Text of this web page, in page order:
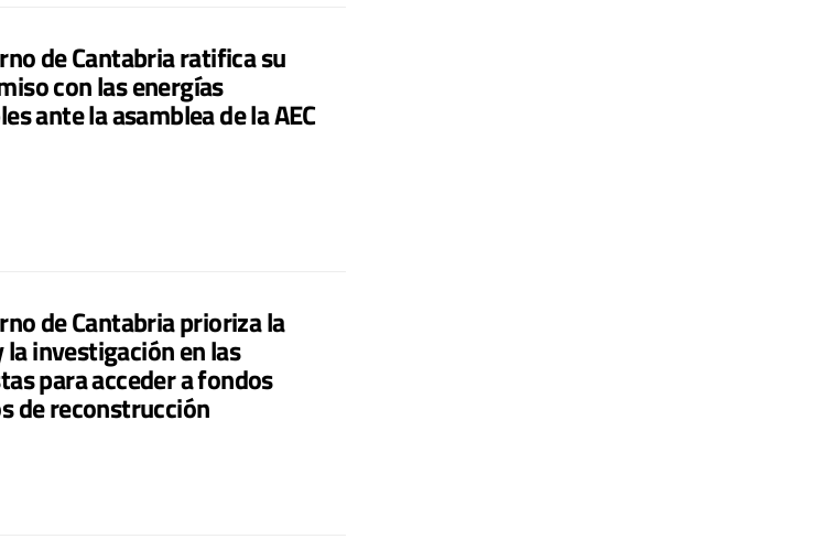
de Cantabria ratifica su
con las energías
ante la asamblea de la AEC
de Cantabria prioriza la
la investigación en las
para acceder a fondos
de reconstrucción